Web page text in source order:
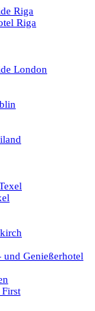
Riga
Riga
London
Genießerhotel